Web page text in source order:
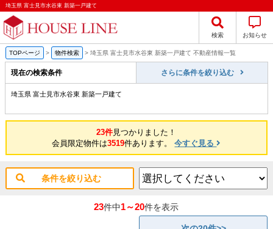
埼玉県 富士見市水谷東 新築一戸建て
検索 お知らせ
TOPページ > 物件検索 > 埼玉県 富士見市水谷東 新築一戸建て 不動産情報一覧
現在の検索条件 さらに条件を絞り込む
埼玉県 富士見市水谷東 新築一戸建て
23件見つかりました！
会員限定物件は3519件あります。今すぐ見る
条件を絞り込む
23件中1～20件を表示